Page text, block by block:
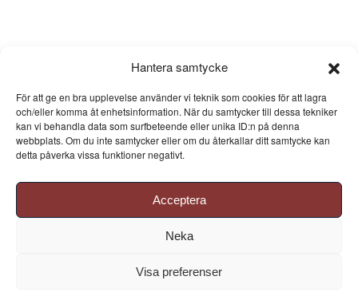
Hantera samtycke
För att ge en bra upplevelse använder vi teknik som cookies för att lagra
och/eller komma åt enhetsinformation. När du samtycker till dessa tekniker
kan vi behandla data som surfbeteende eller unika ID:n på denna
webbplats. Om du inte samtycker eller om du återkallar ditt samtycke kan
detta påverka vissa funktioner negativt.
Acceptera
Neka
Visa preferenser